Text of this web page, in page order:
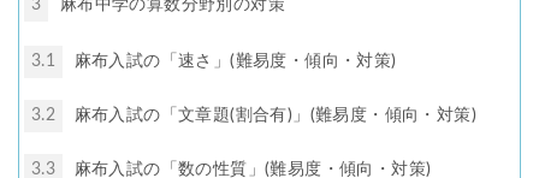
3 麻布中学の算数分野別の対策
3.1 麻布入試の「速さ」(難易度・傾向・対策)
3.2 麻布入試の「文章題(割合有)」(難易度・傾向・対策)
3.3 麻布入試の「数の性質」(難易度・傾向・対策)